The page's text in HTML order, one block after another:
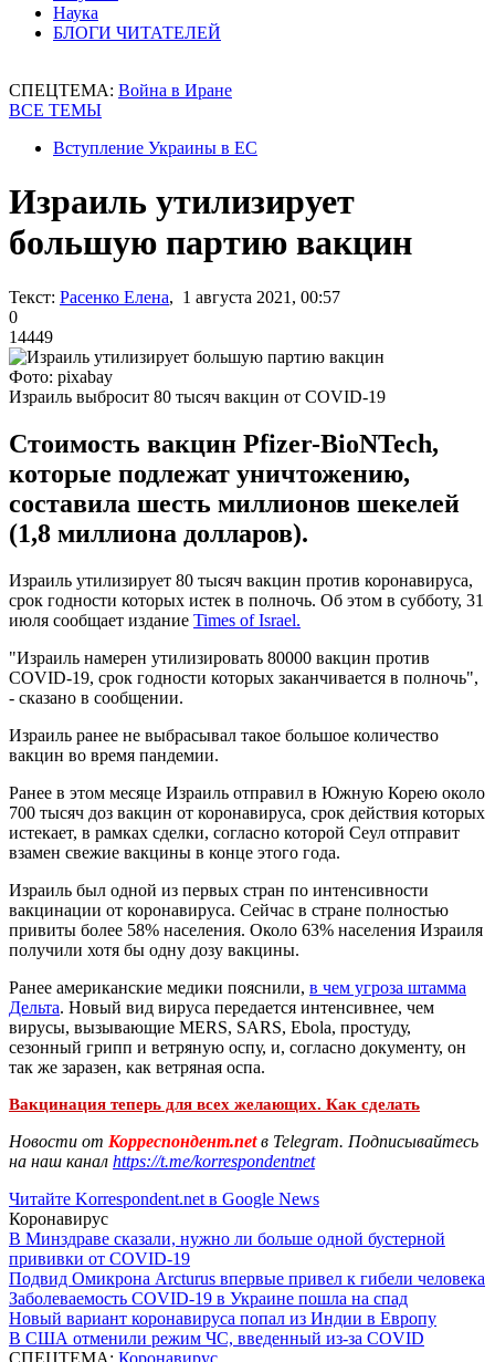
Наука
БЛОГИ ЧИТАТЕЛЕЙ
СПЕЦТЕМА: Война в Иране
ВСЕ ТЕМЫ
Вступление Украины в ЕС
Израиль утилизирует
большую партию вакцин
Текст: Расенко Елена, 1 августа 2021, 00:57
0
14449
Фото: pixabay
Израиль выбросит 80 тысяч вакцин от COVID-19
Стоимость вакцин Pfizer-BioNTech,
которые подлежат уничтожению,
составила шесть миллионов шекелей
(1,8 миллиона долларов).
Израиль утилизирует 80 тысяч вакцин против коронавируса,
срок годности которых истек в полночь. Об этом в субботу, 31
июля сообщает издание Times of Israel.
"Израиль намерен утилизировать 80000 вакцин против
COVID-19, срок годности которых заканчивается в полночь",
- сказано в сообщении.
Израиль ранее не выбрасывал такое большое количество
вакцин во время пандемии.
Ранее в этом месяце Израиль отправил в Южную Корею около
700 тысяч доз вакцин от коронавируса, срок действия которых
истекает, в рамках сделки, согласно которой Сеул отправит
взамен свежие вакцины в конце этого года.
Израиль был одной из первых стран по интенсивности
вакцинации от коронавируса. Сейчас в стране полностью
привиты более 58% населения. Около 63% населения Израиля
получили хотя бы одну дозу вакцины.
Ранее американские медики пояснили, в чем угроза штамма
Дельта. Новый вид вируса передается интенсивнее, чем
вирусы, вызывающие MERS, SARS, Ebola, простуду,
сезонный грипп и ветряную оспу, и, согласно документу, он
так же заразен, как ветряная оспа.
Вакцинация теперь для всех желающих. Как сделать
Новости от Корреспондент.netв Telegram. Подписывайтесь
на наш канал https://t.me/korrespondentnet
Читайте Korrespondent.net в Google News
Коронавирус
В Минздраве сказали, нужно ли больше одной бустерной
прививки от COVID-19
Подвид Омикрона Arcturus впервые привел к гибели человека
Заболеваемость COVID-19 в Украине пошла на спад
Новый вариант коронавируса попал из Индии в Европу
В США отменили режим ЧС, введенный из-за COVID
СПЕЦТЕМА: Коронавирус